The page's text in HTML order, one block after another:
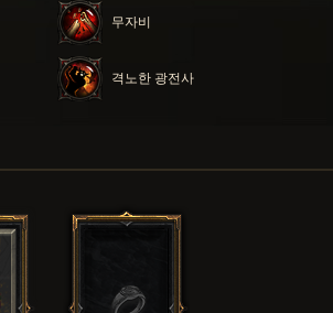
무자비
격노한 광전사